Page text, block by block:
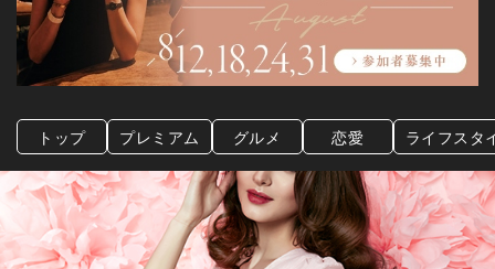
トップ プレミアム グルメ 恋愛 ライフスタ